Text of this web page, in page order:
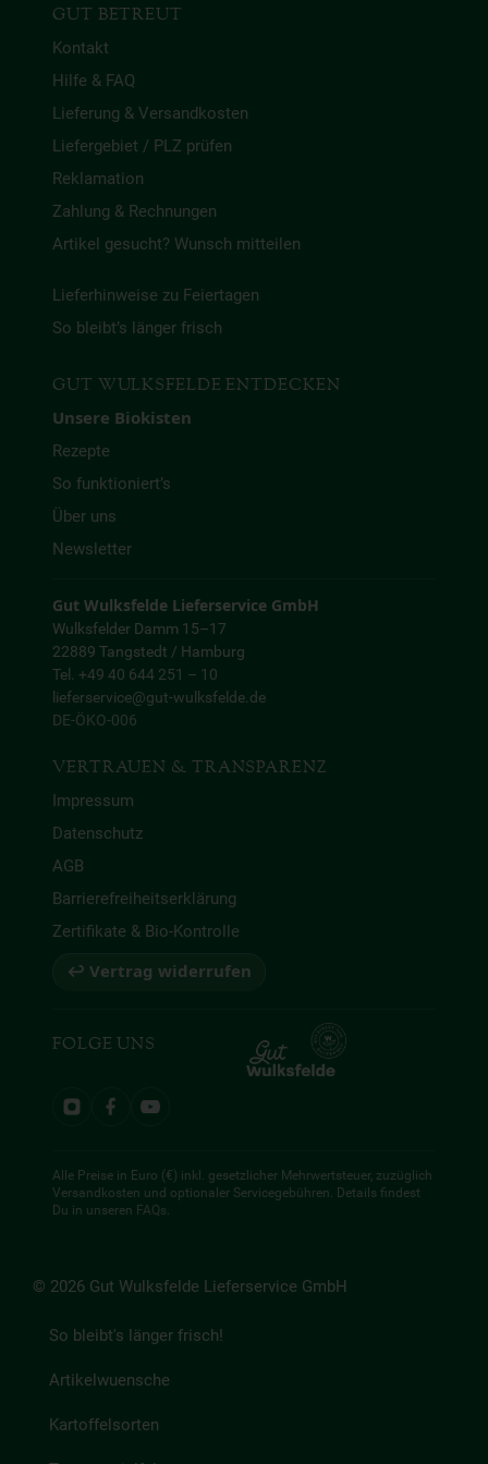
GUT BETREUT
Kontakt
Hilfe & FAQ
Lieferung & Versandkosten
Liefergebiet / PLZ prüfen
Reklamation
Zahlung & Rechnungen
Artikel gesucht? Wunsch mitteilen
Lieferhinweise zu Feiertagen
So bleibt’s länger frisch
GUT WULKSFELDE ENTDECKEN
Unsere Biokisten
Rezepte
So funktioniert’s
Über uns
Newsletter
Gut Wulksfelde Lieferservice GmbH
Wulksfelder Damm 15–17
22889 Tangstedt / Hamburg
Tel. +49 40 644 251 – 10
lieferservice@gut-wulksfelde.de
DE-ÖKO-006
VERTRAUEN & TRANSPARENZ
Impressum
Datenschutz
AGB
Barrierefreiheitserklärung
Zertifikate & Bio-Kontrolle
↩ Vertrag widerrufen
FOLGE UNS
Alle Preise in Euro (€) inkl. gesetzlicher Mehrwertsteuer, zuzüglich
Versandkosten und optionaler Servicegebühren. Details findest
Du in unseren FAQs.
© 2026 Gut Wulksfelde Lieferservice GmbH
So bleibt's länger frisch!
Artikelwuensche
Kartoffelsorten